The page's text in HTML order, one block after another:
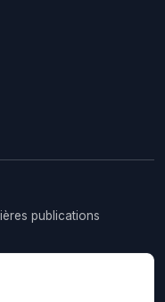
publications